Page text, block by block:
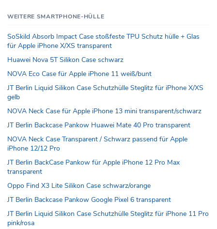
WEITERE SMARTPHONE-HÜLLE
SoSkild Absorb Impact Case stoßfeste TPU Schutz hülle + Glas
für Apple iPhone X/XS transparent
Huawei Nova 5T Silikon Case schwarz
NOVA Eco Case für Apple iPhone 11 weiß/bunt
JT Berlin Liquid Silikon Case Schutzhülle Steglitz für iPhone X/XS
gelb
NOVA Neck Case für Apple iPhone 13 mini transparent/schwarz
JT Berlin Backcase Pankow Huawei Mate 40 Pro transparent
NOVA Neck Case Transparent / Schwarz passend für Apple
iPhone 12/12 Pro
JT Berlin BackCase Pankow für Apple iPhone 12 Pro Max
transparent
Oppo Find X3 Lite Silikon Case schwarz/orange
JT Berlin Backcase Pankow Google Pixel 6 transparent
JT Berlin Liquid Silikon Case Schutzhülle Steglitz für iPhone 11 Pro
pink/rosa